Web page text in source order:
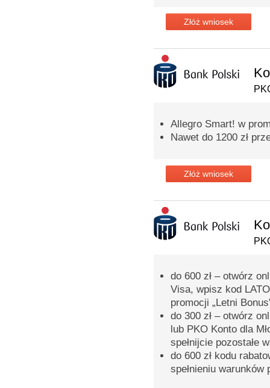
Złóż wniosek
Allegro Smart! w
Nawet do 1200 zł
Złóż wniosek
do 600 zł – otwórz
Visa, wpisz kod
promocji „Letni
do 300 zł – otwórz
lub PKO Konto dla
spełnijcie pozostałe
do 600 zł kodu
spełnieniu warunków